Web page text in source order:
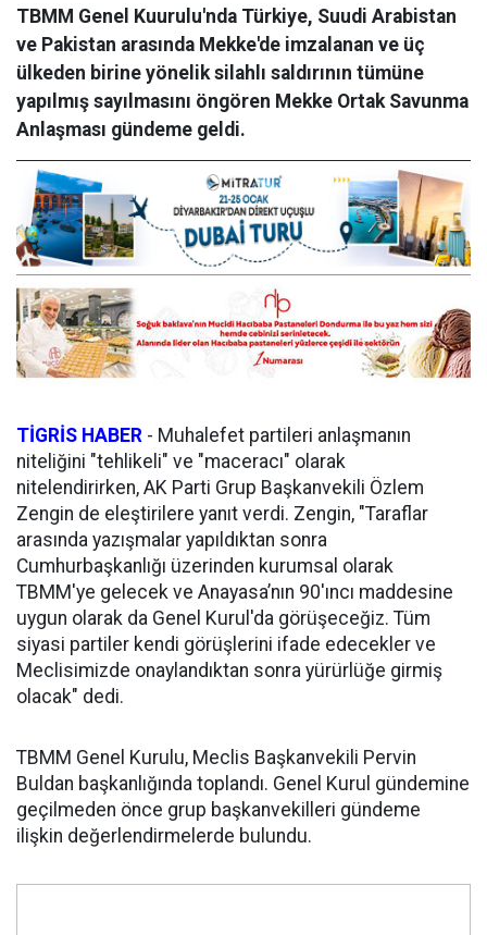
TBMM Genel Kuurulu'nda Türkiye, Suudi Arabistan
ve Pakistan arasında Mekke'de imzalanan ve üç
ülkeden birine yönelik silahlı saldırının tümüne
yapılmış sayılmasını öngören Mekke Ortak Savunma
Anlaşması gündeme geldi.
TİGRİS HABER - Muhalefet partileri anlaşmanın
niteliğini "tehlikeli" ve "maceracı" olarak
nitelendirirken, AK Parti Grup Başkanvekili Özlem
Zengin de eleştirilere yanıt verdi. Zengin, "Taraflar
arasında yazışmalar yapıldıktan sonra
Cumhurbaşkanlığı üzerinden kurumsal olarak
TBMM'ye gelecek ve Anayasa’nın 90'ıncı maddesine
uygun olarak da Genel Kurul'da görüşeceğiz. Tüm
siyasi partiler kendi görüşlerini ifade edecekler ve
Meclisimizde onaylandıktan sonra yürürlüğe girmiş
olacak" dedi.
TBMM Genel Kurulu, Meclis Başkanvekili Pervin
Buldan başkanlığında toplandı. Genel Kurul gündemine
geçilmeden önce grup başkanvekilleri gündeme
ilişkin değerlendirmelerde bulundu.